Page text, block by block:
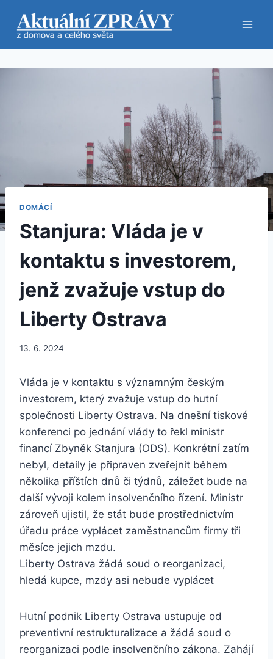
obsah
DOMÁCÍ
Stanjura: Vláda je v
kontaktu s investorem,
jenž zvažuje vstup do
Liberty Ostrava
13. 6. 2024
Vláda je v kontaktu s významným českým
investorem, který zvažuje vstup do hutní
společnosti Liberty Ostrava. Na dnešní tiskové
konferenci po jednání vlády to řekl ministr
financí Zbyněk Stanjura (ODS). Konkrétní zatím
nebyl, detaily je připraven zveřejnit během
několika příštích dnů či týdnů, záležet bude na
další vývoji kolem insolvenčního řízení. Ministr
zároveň ujistil, že stát bude prostřednictvím
úřadu práce vyplácet zaměstnancům firmy tři
měsíce jejich mzdu.
Liberty Ostrava žádá soud o reorganizaci,
hledá kupce, mzdy asi nebude vyplácet
Hutní podnik Liberty Ostrava ustupuje od
preventivní restrukturalizace a žádá soud o
reorganizaci podle insolvenčního zákona. Zahájí